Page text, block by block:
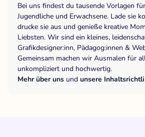
Bei uns findest du tausende Vorlagen
Jugendliche und Erwachsene. Lade sie
drucke sie aus und genieße kreative
Liebsten. Wir sind ein kleines,
Grafikdesigner:inn, Pädagog:innen &
Gemeinsam machen wir Ausmalen für
unkompliziert und hochwertig.
Mehr über uns und unsere